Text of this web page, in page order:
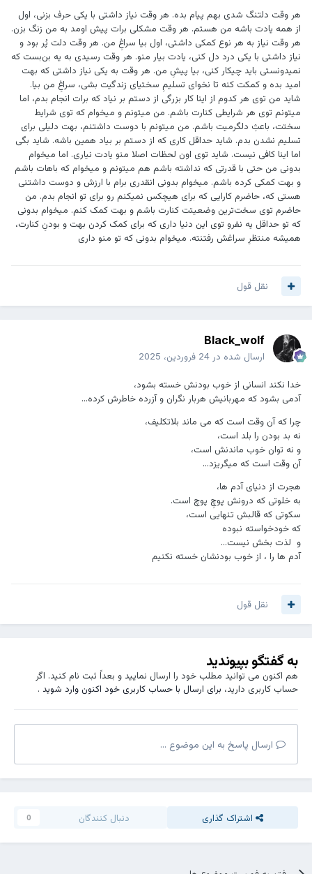
هر وقت دلتنگ شدی بهم پیام بده. هر وقت نیاز داشتی با یکی حرف بزنی، اول
از همه یادت باشه من هستم. هر وقت مشکلی برات پیش اومد به من زنگ بزن.
هر وقت نیاز به هر نوع کمکی داشتی، اول بیا سراغِ من. هر وقت دلت پُر بود و
نیاز داشتی با یکی درد دل کنی، یادت بیار منو. هر وقت رسیدی به یه بن‌بست که
نمیدونستی باید چیکار کنی، بیا پیشِ من. هر وقت به یکی نیاز داشتی که بهت
امید بده و کمکت کنه تا نخوای تسلیمِ سختیای زندگیت بشی، سراغِ من بیا.
شاید من توی هر کدوم از اینا کار بزرگی از دستم بر نیاد که برات انجام بدم، اما
میتونم توی هر شرایطی کنارت باشم. من میتونم و میخوام که توی شرایط
سختت، باعثِ دلگرمیت باشم. من میتونم با دوست داشتنم، بهت دلیلی برای
تسلیم نشدن بدم. شاید حداقل کاری که از دستم بر بیاد همین باشه. شاید بگی
اما اینا کافی نیست. شاید توی اون لحظات اصلا منو یادت نیاری. اما میخوام
بدونی من حتی با قدرتی که نداشته باشم هم میتونم و میخوام که باهات باشم
و بهت کمکی کرده باشم. میخوام بدونی انقدری برام با ارزش و دوست داشتنی
هستی که، حاضرم کارایی که برای هیچکس نمیکنم رو برای تو انجام بدم. من
حاضرم توی سخت‌ترین وضعیتت کنارت باشم و بهت کمک کنم. میخوام بدونی
که تو حداقل یه نفرو توی این دنیا داری که برای کمک کردن بهت و بودنِ کنارت،
همیشه منتظرِ سراغش رفتنته. میخوام بدونی که تو منو داری
نقل قول
Black_wolf
ارسال شده در 24 فروردین، 2025
خدا نکند انسانی از خوب بودنش خسته بشود،
آدمی بشود که مهربانیش هربار نگران و آزرده خاطرش کرده...
چرا که آن وقت است که می ماند بلاتکلیف،
نه بد بودن را بلد است،
و نه توان خوب ماندنش است،
آن وقت است که میگریزد...
هجرت از دنیای آدم ها،
به خلوتی که درونش پوچِ پوچ است.
سکوتی که قالبش تنهایی است،
که خودخواسته نبوده
و لذت بخش نیست...
آدم ها را ، از خوب بودنشان خسته نکنیم
نقل قول
به گفتگو بپیوندید
هم اکنون می توانید مطلب خود را ارسال نمایید و بعداً ثبت نام کنید. اگر
حساب کاربری دارید، برای ارسال با حساب کاربری خود اکنون وارد شوید.
ارسال پاسخ به این موضوع ...
اشتراک گذاری دنبال کنندگان 0